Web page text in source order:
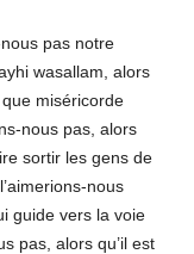
pas notre
wasallam, alors
miséricorde
nous pas, alors
sortir les gens de
nous
guide vers la voie
pas, alors qu’il est